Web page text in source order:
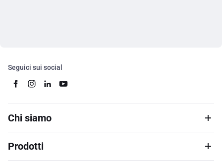
Seguici sui social
Chi siamo
Prodotti